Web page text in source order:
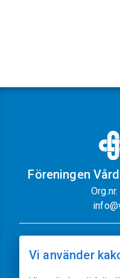
Föreningen
Vi använder